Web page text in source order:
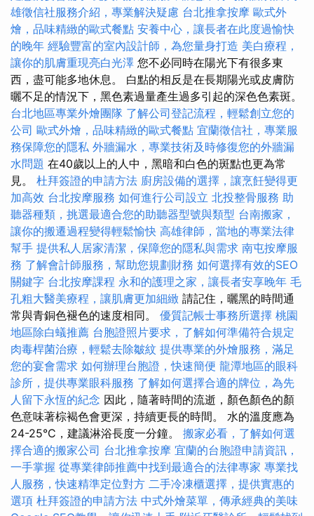
雄徵信社服務介紹，專業解決疑慮 台北推拿按摩 歐式外
燴，品味精緻的歐式餐點 安養中心，讓長者在此度過愉快
的晚年 經驗豐富的室內設計師，為您量身打造 美白療程，
讓你的肌膚重現亮白光澤 您不必同時在陽光下有很多東
西，盡可能多地休息。 白點的相反是在長期陽光或皮膚防
曬不足的情況下，黑色素過量產生過多引起的深色色素斑。
台北地區專業外燴團隊 了解公司登記流程，輕鬆創立您的
公司 歐式外燴，品味精緻的歐式餐點 宜蘭徵信社，專業服
務保障您的隱私 外牆漏水，專業技術及時修復您的外牆漏
水問題 在40歲以上的人中，黑暗和白色的斑點也更為常
見。 杜拜簽證的申請方法 廚房設備的選擇，讓烹飪變得更
加高效 台北按摩服務 如何進行公司設立 北投整骨服務 助
聽器種類，挑選最適合您的助聽器型號與類型 台南搬家，
讓你的搬遷過程變得輕鬆愉快 高雄律師，當地的專業法律
幫手 提供私人居家清潔，保障您的隱私與需求 南屯按摩服
務 了解會計師服務，幫助您規劃財務 如何選擇有效的SEO
關鍵字 台北按摩課程 永和的護理之家，讓長者安享晚年 毛
孔粗大醫美療程，讓肌膚更加細緻 請記住，曬黑的時間通
常與青銅色褪色的速度相同。 優質記帳士事務所選擇 桃園
地區除白蟻推薦 台胞證照片要求，了解如何準備符合規定
肉毒桿菌治療，輕鬆去除皺紋 提供專業的外燴服務，滿足
您的宴會需求 如何辦理台胞證，快速簡便 龍潭地區的眼科
診所，提供專業眼科服務 了解如何選擇合適的牌位，為先
人留下永恆的紀念 因此，隨著時間的流逝，顏色顏色的顏
色意味著棕褐色會更深，持續更長的時間。 水的溫度應為
24-25°C，建議淋浴長度一分鐘。 搬家必看，了解如何選
擇合適的搬家公司 台北推拿按摩 宜蘭的台胞證申請資訊，
一手掌握 從專業律師推薦中找到最適合的法律專家 專業找
人服務，快速精準定位對方 二手冷凍櫃選擇，提供實惠的
選項 杜拜簽證的申請方法 中式外燴菜單，傳承經典的美味